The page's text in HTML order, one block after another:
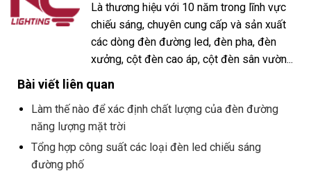
Là thương hiệu với 10 năm trong lĩnh vực
chiếu sáng, chuyên cung cấp và sản xuất
các dòng đèn đường led, đèn pha, đèn
xưởng, cột đèn cao áp, cột đèn sân vườn...
Bài viết liên quan
Làm thế nào để xác định chất lượng của đèn đường
năng lượng mặt trời
Tổng hợp công suất các loại đèn led chiếu sáng
đường phố